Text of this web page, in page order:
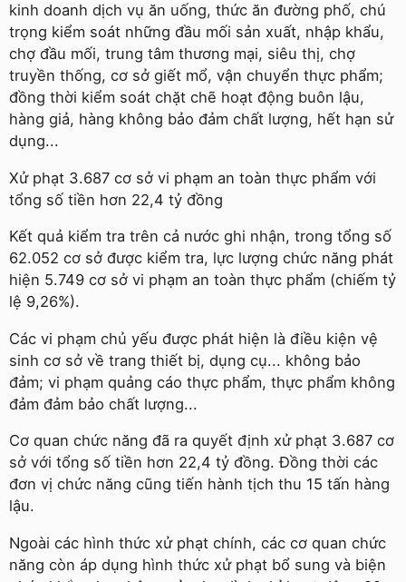
kinh doanh dịch vụ ăn uống, thức ăn đường phố, chú
trọng kiểm soát những đầu mối sản xuất, nhập khẩu,
chợ đầu mối, trung tâm thương mại, siêu thị, chợ
truyền thống, cơ sở giết mổ, vận chuyển thực phẩm;
đồng thời kiểm soát chặt chẽ hoạt động buôn lậu,
hàng giả, hàng không bảo đảm chất lượng, hết hạn sử
dụng...
Xử phạt 3.687 cơ sở vi phạm an toàn thực phẩm với
tổng số tiền hơn 22,4 tỷ đồng
Kết quả kiểm tra trên cả nước ghi nhận, trong tổng số
62.052 cơ sở được kiểm tra, lực lượng chức năng phát
hiện 5.749 cơ sở vi phạm an toàn thực phẩm (chiếm tỷ
lệ 9,26%).
Các vi phạm chủ yếu được phát hiện là điều kiện vệ
sinh cơ sở về trang thiết bị, dụng cụ... không bảo
đảm; vi phạm quảng cáo thực phẩm, thực phẩm không
đảm đảm bảo chất lượng...
Cơ quan chức năng đã ra quyết định xử phạt 3.687 cơ
sở với tổng số tiền hơn 22,4 tỷ đồng. Đồng thời các
đơn vị chức năng cũng tiến hành tịch thu 15 tấn hàng
lậu.
Ngoài các hình thức xử phạt chính, các cơ quan chức
năng còn áp dụng hình thức xử phạt bổ sung và biện